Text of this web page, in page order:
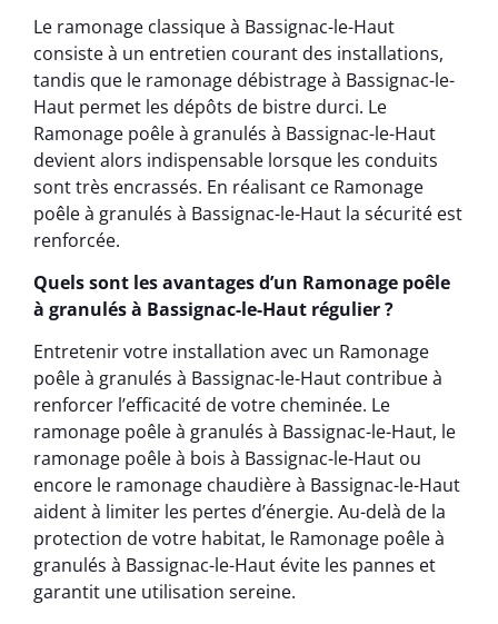
Le ramonage classique à Bassignac-le-Haut
consiste à un entretien courant des installations,
tandis que le ramonage débistrage à Bassignac-le-
Haut permet les dépôts de bistre durci. Le
Ramonage poêle à granulés à Bassignac-le-Haut
devient alors indispensable lorsque les conduits
sont très encrassés. En réalisant ce Ramonage
poêle à granulés à Bassignac-le-Haut la sécurité est
renforcée.
Quels sont les avantages d’un Ramonage poêle
à granulés à Bassignac-le-Haut régulier ?
Entretenir votre installation avec un Ramonage
poêle à granulés à Bassignac-le-Haut contribue à
renforcer l’efficacité de votre cheminée. Le
ramonage poêle à granulés à Bassignac-le-Haut, le
ramonage poêle à bois à Bassignac-le-Haut ou
encore le ramonage chaudière à Bassignac-le-Haut
aident à limiter les pertes d’énergie. Au-delà de la
protection de votre habitat, le Ramonage poêle à
granulés à Bassignac-le-Haut évite les pannes et
garantit une utilisation sereine.